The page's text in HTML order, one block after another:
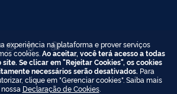
experiência na plataforma e prover serviços
cookies. Ao aceitar, você terá acesso a todas
Se clicar em "Rejeitar Cookies", os cookies
necessários serão desativados. Para
clique em "Gerenciar cookies". Saiba mais
Declaração de Cookies.